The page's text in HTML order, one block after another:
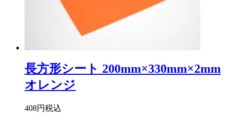
長方形シート 200mm×330mm×2mm
オレンジ
408円税込